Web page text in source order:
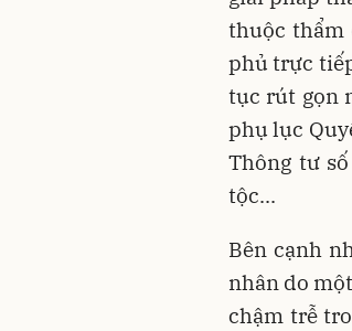
thuộc thẩm
phủ trực
tục rút gọn
phụ lục
Thông tư
tộc...
Bên cạnh
nhân do
chậm trễ